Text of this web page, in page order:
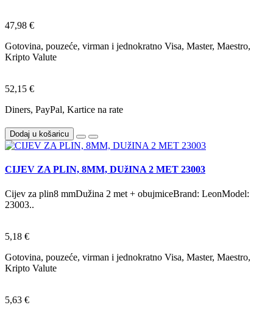
47,98 €
Gotovina, pouzeće, virman i jednokratno Visa, Master, Maestro,
Kripto Valute
52,15 €
Diners, PayPal, Kartice na rate
Dodaj u košaricu
CIJEV ZA PLIN, 8MM, DUžINA 2 MET 23003
Cijev za plin8 mmDužina 2 met + obujmiceBrand: LeonModel:
23003..
5,18 €
Gotovina, pouzeće, virman i jednokratno Visa, Master, Maestro,
Kripto Valute
5,63 €